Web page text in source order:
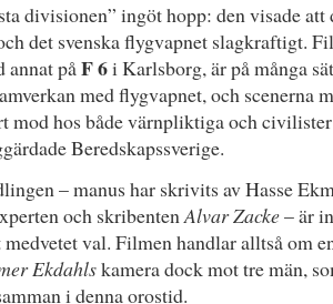
divisionen” ingöt hopp: den visade att
det svenska flygvapnet slagkraftigt.
annat påF 6i Karlsborg, är på många
med flygvapnet, och scenerna
mod hos både värnpliktiga och
Beredskapssverige.
– manus har skrivits av Hasse
och skribentenAlvar Zacke– är
medvetet val. Filmen handlar alltså om
Ekdahlskamera dock mot tre män,
i denna orostid.